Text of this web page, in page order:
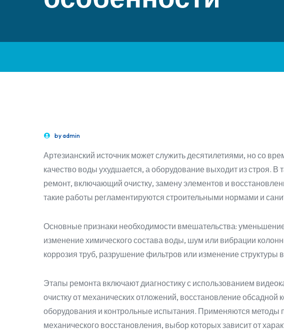
byadmin
Артезианский источник может служить десятилетиями, но со
качество воды ухудшается, а оборудование выходит из строя. В
ремонт, включающий очистку, замену элементов и
такие работы регламентируются строительными нормами и
Основные признаки необходимости вмешательства:
изменение химического состава воды, шум или вибрации
коррозия труб, разрушение фильтров или изменение структуры
Этапы ремонта включают диагностику с использованием
очистку от механических отложений, восстановление обсадной
оборудования и контрольные испытания. Применяются методы
механического восстановления, выбор которых зависит от